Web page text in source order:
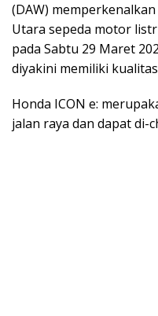
(DAW)
Utara sepeda motor
pada Sabtu 29 Maret
diyakini memiliki
Honda ICON e:
jalan raya dan dapat di-